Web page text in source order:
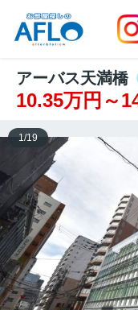
アーバス天満橋
10.35万円～
1 /19